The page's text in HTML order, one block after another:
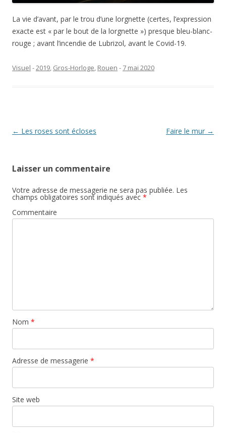
La vie d’avant, par le trou d’une lorgnette (certes, l’expression
exacte est « par le bout de la lorgnette ») presque bleu-blanc-
rouge ; avant l’incendie de Lubrizol, avant le Covid-19.
Visuel -2019, Gros-Horloge, Rouen - 7 mai 2020
Navigation
← Les roses sont écloses Faire le mur →
Laisser un commentaire
Votre adresse de messagerie ne sera pas publiée. Les
champs obligatoires sont indiqués avec *
Commentaire
Nom *
Adresse de messagerie *
Site web